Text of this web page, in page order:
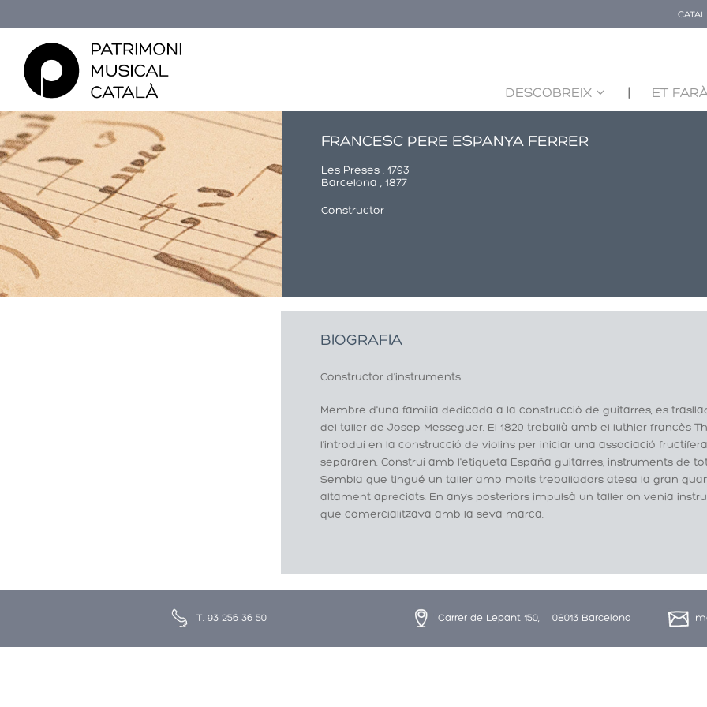
DESCOBREIX ET
FRANCESC PERE ESPANYA FERRER
Les Preses , 1793
Barcelona , 1877
Constructor
BIOGRAFIA
Constructor d'instruments
Membre d'una família dedicada a la construcció de guitarres, es
del taller de Josep Messeguer. El 1820 treballà amb el luthier francès
l'introduí en la construcció de violins per iniciar una associació
separaren. Construí amb l'etiqueta España guitarres, instruments de
Sembla que tingué un taller amb molts treballadors atesa la gran
altament apreciats. En anys posteriors impulsà un taller on venia
que comercialitzava amb la seva marca.
T. 93 256 36 50 Carrer de Lepant 150, 08013 Barcelona